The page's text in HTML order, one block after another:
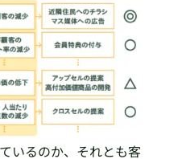
いるのか、それとも客